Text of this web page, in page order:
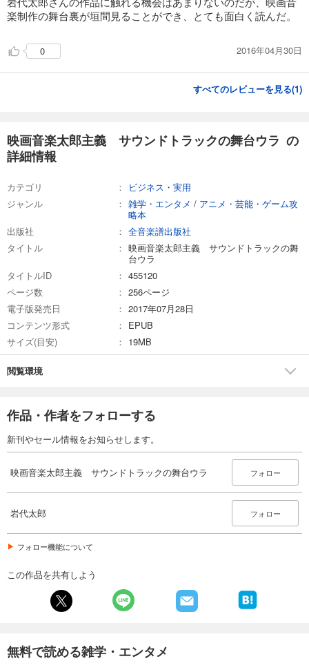
楽制作の舞台裏が垣間見ることができ、とても面白く読んだ。
0 2016年04月30日
すべてのレビューを見る(1)
映画音楽太郎主義 サウンドトラックの舞台ウラ の
詳細情報
カテゴリ
ビジネス・実用
ジャンル
雑学・エンタメ / アニメ・芸能・ゲーム攻
略本
出版社
全音楽譜出版社
タイトル
映画音楽太郎主義 サウンドトラックの舞
台ウラ
タイトルID
455120
ページ数
256ページ
電子版発売日
2017年07月28日
コンテンツ形式
EPUB
サイズ(目安)
19MB
閲覧環境
作品・作者をフォローする
新刊やセール情報をお知らせします。
映画音楽太郎主義 サウンドトラックの舞台ウラ フォロー
岩代太郎 フォロー
フォロー機能について
この作品を共有しよう
無料で読める雑学・エンタメ